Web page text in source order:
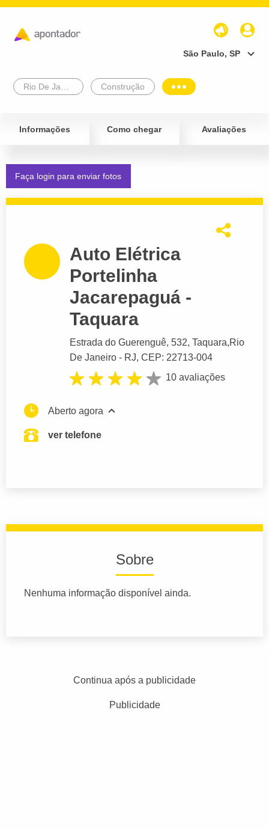
São Paulo, SP
Construção
Informações Como chegar Avaliações
Faça login para enviar fotos
Auto Elétrica
Portelinha
Jacarepaguá -
Taquara
Estrada do Guerenguê, 532, Taquara,Rio
De Janeiro - RJ, CEP: 22713-004
10 avaliações
Aberto agora
ver telefone
Sobre
Nenhuma informação disponível ainda.
Continua após a publicidade
Publicidade